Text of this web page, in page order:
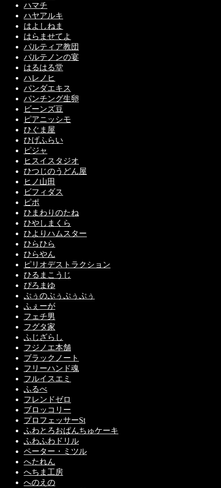
ハマチ
ハヤアルキ
はよしねま
はらませてよ
パルティア教団
パルテノンの宴
はるはる堂
ハレノヒ
パンダエキス
パンチング生卵
ビーンズ豆
ピアニッシモ
ひぐま屋
ひげふらい
ピジャ
ヒスイスタジオ
ひつじのうどん屋
ヒノ山田
ビフィダス
ピポ
ひまわりのたね
ひやしまくら
ひよりハムスター
ひらひら
ひらやん
ピリオデストラクション
ひるまこうじ
ぴろまゆ
ぷぅのぷぅぷぅぷぅ
ふぇーが
フェチ男
フグタ家
ふじざらし
フジノエ本舗
ブラックノート
フリーハンド魂
フルイスエミ
ふるべ
フレンドゼロ
ブロッコリー
プロフェッサーSt
ふわとろおぱんちゅケーキ
ふわふわドリル
ペーター・ミツル
へたれん
へちま工房
へのえの